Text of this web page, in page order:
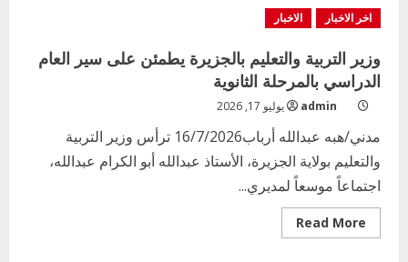
التدريبية
لراعيات
البنات
الحصاحيصا
__
لأجل
بنت
سليمة
ومجتمع
معافى
اخر الاخبار الاخبار
وزير التربية والتعليم بالجزيرة يطمئن على سير العام
الدراسي بالمرحلة الثانوية
admin يوليو 17, 2026
مدني/هبه عبدالله أرباب16/7/2026 ترأس وزير التربية
والتعليم بولاية الجزيرة، الأستاذ عبدالله أبو الكرام عبدالله،
اجتماعاً موسعاً لمديري...
Read More
more